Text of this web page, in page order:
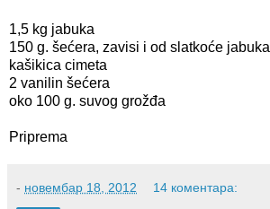
1,5 kg jabuka
150 g. šećera, zavisi i od slatkoće jabuka
kašikica cimeta
2 vanilin šećera
oko 100 g. suvog grožđa
Priprema
- новембар 18, 2012 14 коментара: